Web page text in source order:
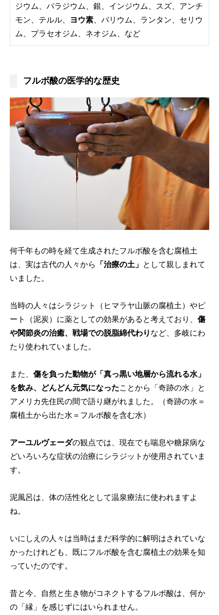
ジウム、パラジウム、銀、インジウム、スズ、アンチ
モン、テルル、 ヨウ素、バリウム、ランタン、セリウ
ム、プラセオジム、ネオジム、など
フルボ酸の医学的な歴史
何千年もの時を経て生成されたフルボ酸を含む腐植土
は、実は古代の人々から 「治療の土」 として親しまれて
いました。
当時の人々はシラジット（ヒマラヤ山脈の腐植土）やピ
ート（泥炭）に薬としての効果があると考えており、 傷
や関節炎の治癒、戦場での脱脂綿代わり など、多岐にわ
たり使われていました。
また、 傷を負った動物が「真っ黒い地層から流れる水」
を飲み、どんどん元気になったことから「奇跡の水」と
アメリカ先住民の間で語り継がれました。（奇跡の水＝
腐植土から出た水＝フルボ酸を含む水）
アーユルヴェーダの観点では、現在でも喘息や糖尿病な
どいろいろな症状の治療にシラジットが使用されていま
す。
泥風呂は、体の活性化として温泉療法に使われますよ
ね。
いにしえの人々は当時はまだ科学的に解明はされていな
かったけれども、既にフルボ酸を含む腐植土の効果を知
っていたのです。
昔と今、自然と生き物がコネクトするフルボ酸は、何か
の「縁」を感じずにはいられません。